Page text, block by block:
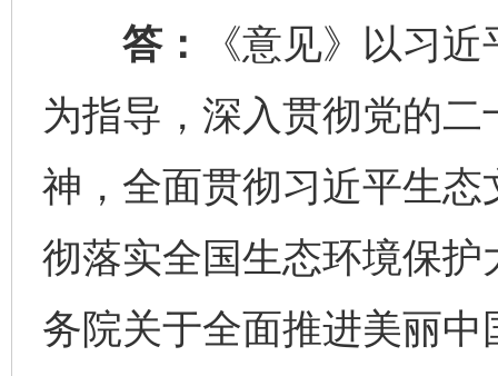
答：
《意见》以习
为指导，深入贯彻党的
神，全面贯彻习近平生
彻落实全国生态环境保
务院关于全面推进美丽